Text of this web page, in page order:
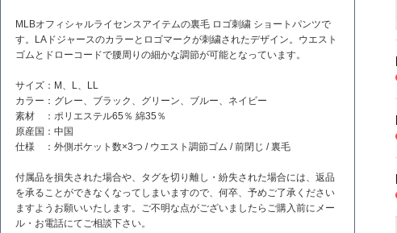
MLBオフィシャルライセンスアイテムの裏毛 ロゴ刺繍 ショートパンツで
す。LAドジャースのカラーとロゴマークが刺繍されたデザイン。ウエスト
ゴムとドローコードで腰周りの細かな調節が可能となっています。
サイズ：M、L、LL
カラー：グレー、ブラック、グリーン、ブルー、ネイビー
素材 ：ポリエステル65％ 綿35％
原産国：中国
仕様 ：外側ポケット数×3つ / ウエスト調節ゴム / 前閉じ / 裏毛
付属品を損失された場合や、タグを切り離し・紛失された場合には、返品
を承ることができなくなってしまいますので、何卒、予めご了承ください
ますようお願いいたします。ご不明な点がございましたらご購入前にメー
ル・お電話にてご相談下さい。